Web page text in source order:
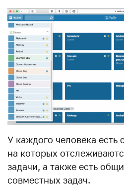
У каждого человека есть
на которых
задачи, а также есть
совместных задач.